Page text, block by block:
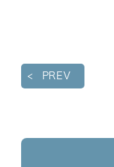
PREV